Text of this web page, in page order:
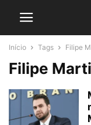
Início Tags Filipe
Filipe